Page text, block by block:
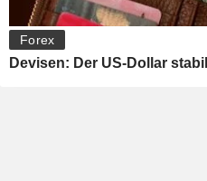
Forex
Devisen: Der US-Dollar